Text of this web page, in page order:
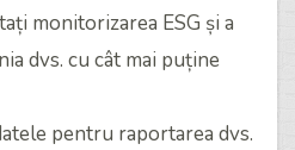
monitorizarea ESG și a
dvs. cu cât mai puține
pentru raportarea dvs.